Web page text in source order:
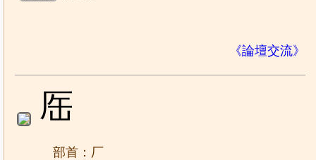
《論壇交流》
厒
部首：厂